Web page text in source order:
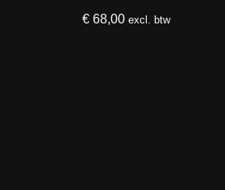
€ 68,00 excl. btw